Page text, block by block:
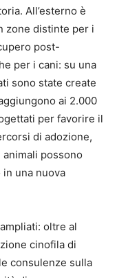
All’esterno è
zone distinte per i
post-
per i cani: su una
sono state create
ai 2.000
per favorire il
di adozione,
possono
in una nuova
oltre al
cinofila di
consulenze sulla